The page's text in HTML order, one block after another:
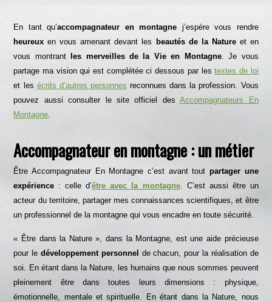
En tant qu’accompagnateur en montagne j’espère vous rendre
heureux en vous amenant devant les beautés de la Natureet en
vous montrantles merveilles de la Vie en Montagne. Je vous
partage ma vision qui est complétée ci dessous par lestextes de loi
et les écrits d’autres personnes reconnues dans la profession. Vous
pouvez aussi consulter le site officiel desAccompagnateurs En
Montagne
Accompagnateur en montagne : un métier
Être Accompagnateur En Montagne c’est avant tout partager une
expérience : celle d’être avec la montagne. C’est aussi être un
acteur du territoire, partager mes connaissances scientifiques, et être
un professionnel de la montagne qui vous encadre en toute sécurité.
« Être dans la Nature », dans la Montagne, est une aide précieuse
pour le développement personnel de chacun, pour la réalisation de
soi. En étant dans la Nature, les humains que nous sommes peuvent
pleinement être dans toutes leurs dimensions : physique,
émotionnelle, mentale et spirituelle. En étant dans la Nature, nous